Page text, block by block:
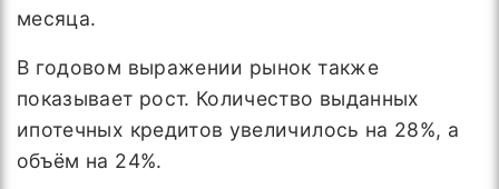
месяца.
В годовом выражении рынок также
показывает рост. Количество выданных
ипотечных кредитов увеличилось на 28%, а
объём на 24%.